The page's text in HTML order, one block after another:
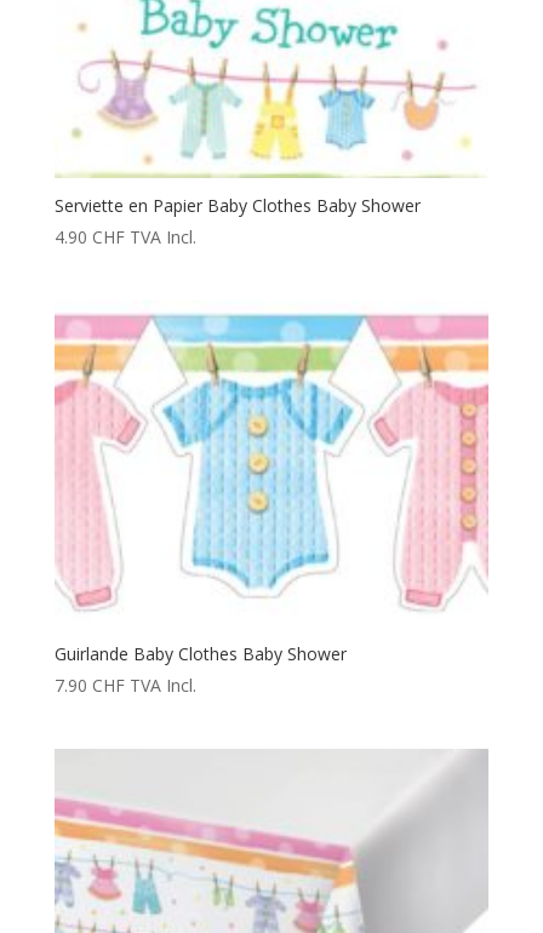
Serviette en Papier Baby Clothes Baby Shower
4.90 CHF TVA Incl.
Guirlande Baby Clothes Baby Shower
7.90 CHF TVA Incl.